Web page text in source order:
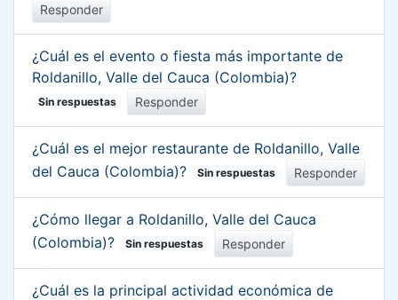
Responder
¿Cuál es el evento o fiesta más importante de
Roldanillo, Valle del Cauca (Colombia)?
Sin respuestas Responder
¿Cuál es el mejor restaurante de Roldanillo, Valle
del Cauca (Colombia)?
Sin respuestas Responder
¿Cómo llegar a Roldanillo, Valle del Cauca
(Colombia)?
Sin respuestas Responder
¿Cuál es la principal actividad económica de